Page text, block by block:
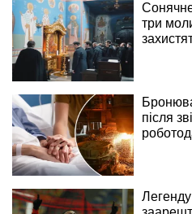
три
після